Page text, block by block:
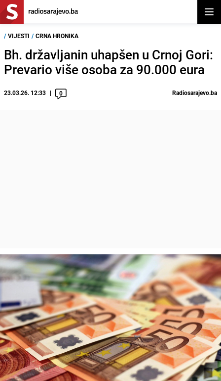
/ VIJESTI / CRNA HRONIKA
Bh. državljanin uhapšen u Crnoj Gori:
Prevario više osoba za 90.000 eura
23.03.26. 12:33 0 Radiosarajevo.ba